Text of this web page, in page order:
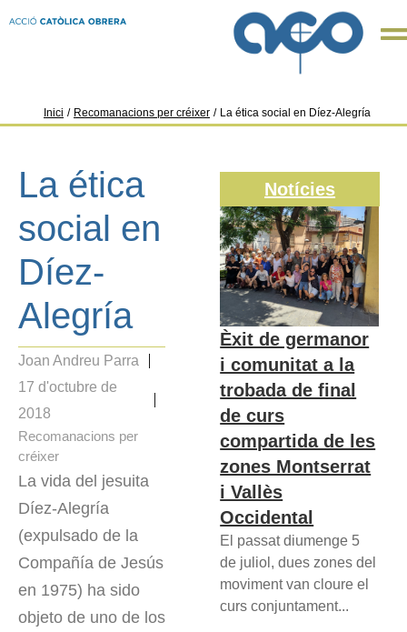
Inici / Recomanacions per créixer / La ética social en Díez-Alegría
La ética
social en
Díez-
Alegría
Joan Andreu Parra
17 d'octubre de
2018
Recomanacions per
créixer
La vida del jesuita
Díez-Alegría
(expulsado de la
Compañía de Jesús
en 1975) ha sido
objeto de uno de los
Notícies
Èxit de germanor
i comunitat a la
trobada de final
de curs
compartida de les
zones Montserrat
i Vallès
Occidental
El passat diumenge 5
de juliol, dues zones del
moviment van cloure el
curs conjuntament...